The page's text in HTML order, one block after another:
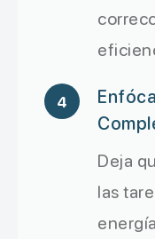
4
Deja
las